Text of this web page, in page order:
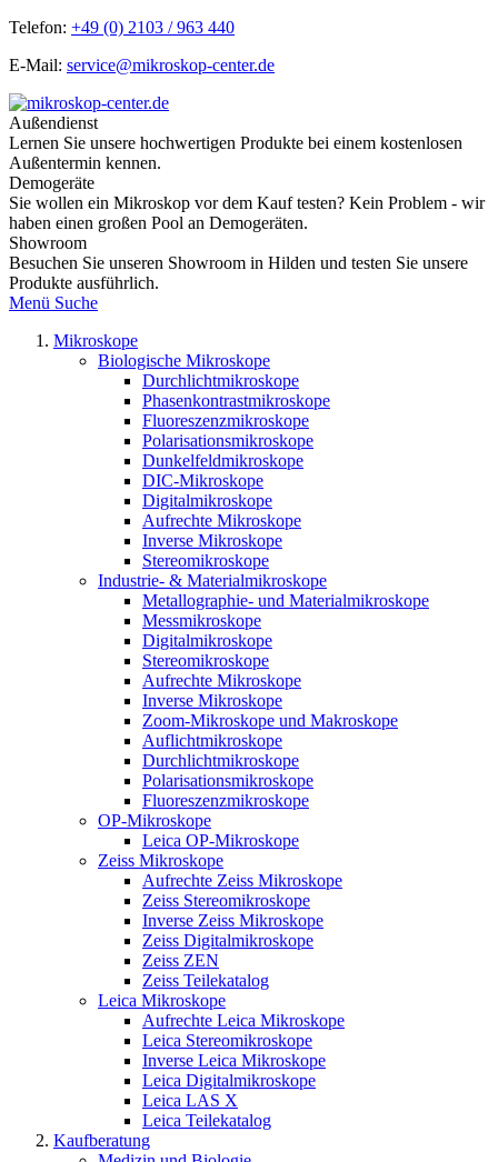
Telefon: +49 (0) 2103 / 963 440
E-Mail: service@mikroskop-center.de
Außendienst
Lernen Sie unsere hochwertigen Produkte bei einem kostenlosen
Außentermin kennen.
Demogeräte
Sie wollen ein Mikroskop vor dem Kauf testen? Kein Problem - wir
haben einen großen Pool an Demogeräten.
Showroom
Besuchen Sie unseren Showroom in Hilden und testen Sie unsere
Produkte ausführlich.
Menü Suche
Mikroskope
Biologische Mikroskope
Durchlichtmikroskope
Phasenkontrastmikroskope
Fluoreszenzmikroskope
Polarisationsmikroskope
Dunkelfeldmikroskope
DIC-Mikroskope
Digitalmikroskope
Aufrechte Mikroskope
Inverse Mikroskope
Stereomikroskope
Industrie- & Materialmikroskope
Metallographie- und Materialmikroskope
Messmikroskope
Digitalmikroskope
Stereomikroskope
Aufrechte Mikroskope
Inverse Mikroskope
Zoom-Mikroskope und Makroskope
Auflichtmikroskope
Durchlichtmikroskope
Polarisationsmikroskope
Fluoreszenzmikroskope
OP-Mikroskope
Leica OP-Mikroskope
Zeiss Mikroskope
Aufrechte Zeiss Mikroskope
Zeiss Stereomikroskope
Inverse Zeiss Mikroskope
Zeiss Digitalmikroskope
Zeiss ZEN
Zeiss Teilekatalog
Leica Mikroskope
Aufrechte Leica Mikroskope
Leica Stereomikroskope
Inverse Leica Mikroskope
Leica Digitalmikroskope
Leica LAS X
Leica Teilekatalog
Kaufberatung